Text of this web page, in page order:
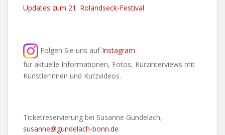
Updates zum 21. Rolandseck-Festival
Folgen Sie uns auf Instagram
für aktuelle Informationen, Fotos, Kurzinterviews mit
KünstlerInnen und Kurzvideos.
Ticketreservierung bei Susanne Gundelach,
susanne@gundelach-bonn.de